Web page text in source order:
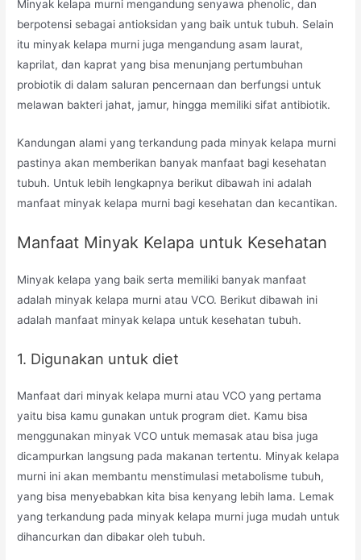
Minyak kelapa murni mengandung senyawa phenolic, dan
berpotensi sebagai antioksidan yang baik untuk tubuh. Selain
itu minyak kelapa murni juga mengandung asam laurat,
kaprilat, dan kaprat yang bisa menunjang pertumbuhan
probiotik di dalam saluran pencernaan dan berfungsi untuk
melawan bakteri jahat, jamur, hingga memiliki sifat antibiotik.
Kandungan alami yang terkandung pada minyak kelapa murni
pastinya akan memberikan banyak manfaat bagi kesehatan
tubuh. Untuk lebih lengkapnya berikut dibawah ini adalah
manfaat minyak kelapa murni bagi kesehatan dan kecantikan.
Manfaat Minyak Kelapa untuk Kesehatan
Minyak kelapa yang baik serta memiliki banyak manfaat
adalah minyak kelapa murni atau VCO. Berikut dibawah ini
adalah manfaat minyak kelapa untuk kesehatan tubuh.
1. Digunakan untuk diet
Manfaat dari minyak kelapa murni atau VCO yang pertama
yaitu bisa kamu gunakan untuk program diet. Kamu bisa
menggunakan minyak VCO untuk memasak atau bisa juga
dicampurkan langsung pada makanan tertentu. Minyak kelapa
murni ini akan membantu menstimulasi metabolisme tubuh,
yang bisa menyebabkan kita bisa kenyang lebih lama. Lemak
yang terkandung pada minyak kelapa murni juga mudah untuk
dihancurkan dan dibakar oleh tubuh.